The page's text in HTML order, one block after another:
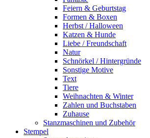
Feiern & Geburtstag
Formen & Boxen
Herbst / Halloween
Katzen & Hunde
Liebe / Freundschaft
Natur
Schnörkel / Hintergründe
Sonstige Motive
Text
Tiere
Weihnachten & Winter
Zahlen und Buchstaben
Zuhause
Stanzmaschinen und Zubehör
Stempel